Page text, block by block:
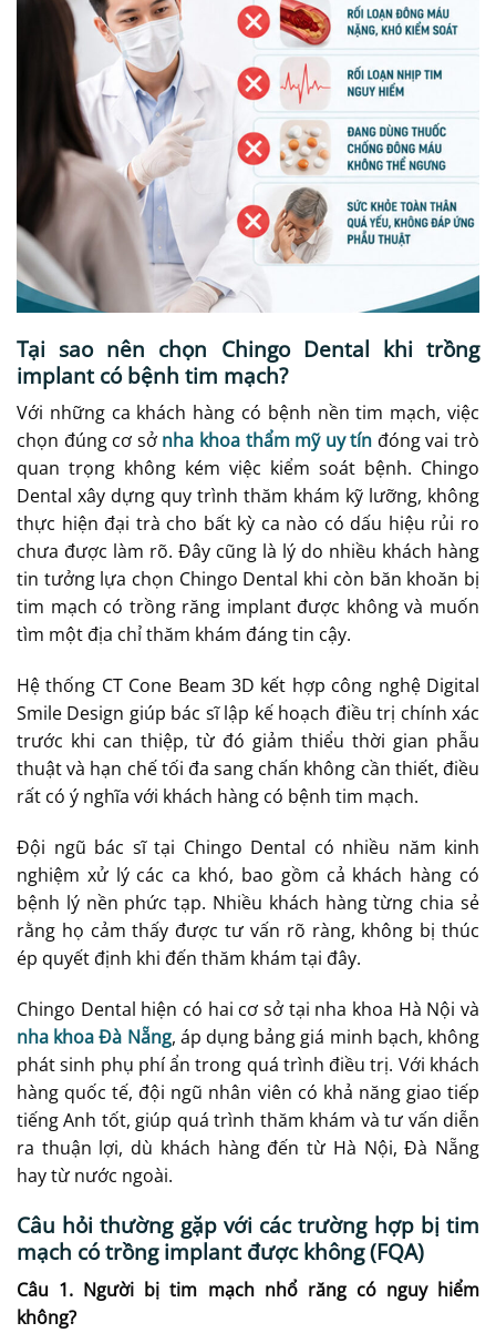
Tại sao nên chọn Chingo Dental khi trồng
implant có bệnh tim mạch?
Với những ca khách hàng có bệnh nền tim mạch, việc
chọn đúng cơ sở nha khoa thẩm mỹ uy tín đóng vai trò
quan trọng không kém việc kiểm soát bệnh. Chingo
Dental xây dựng quy trình thăm khám kỹ lưỡng, không
thực hiện đại trà cho bất kỳ ca nào có dấu hiệu rủi ro
chưa được làm rõ. Đây cũng là lý do nhiều khách hàng
tin tưởng lựa chọn Chingo Dental khi còn băn khoăn bị
tim mạch có trồng răng implant được không và muốn
tìm một địa chỉ thăm khám đáng tin cậy.
Hệ thống CT Cone Beam 3D kết hợp công nghệ Digital
Smile Design giúp bác sĩ lập kế hoạch điều trị chính xác
trước khi can thiệp, từ đó giảm thiểu thời gian phẫu
thuật và hạn chế tối đa sang chấn không cần thiết, điều
rất có ý nghĩa với khách hàng có bệnh tim mạch.
Đội ngũ bác sĩ tại Chingo Dental có nhiều năm kinh
nghiệm xử lý các ca khó, bao gồm cả khách hàng có
bệnh lý nền phức tạp. Nhiều khách hàng từng chia sẻ
rằng họ cảm thấy được tư vấn rõ ràng, không bị thúc
ép quyết định khi đến thăm khám tại đây.
Chingo Dental hiện có hai cơ sở tại nha khoa Hà Nội và
nha khoa Đà Nẵng, áp dụng bảng giá minh bạch, không
phát sinh phụ phí ẩn trong quá trình điều trị. Với khách
hàng quốc tế, đội ngũ nhân viên có khả năng giao tiếp
tiếng Anh tốt, giúp quá trình thăm khám và tư vấn diễn
ra thuận lợi, dù khách hàng đến từ Hà Nội, Đà Nẵng
hay từ nước ngoài.
Câu hỏi thường gặp với các trường hợp bị tim
mạch có trồng implant được không (FQA)
Câu 1. Người bị tim mạch nhổ răng có nguy hiểm
không?